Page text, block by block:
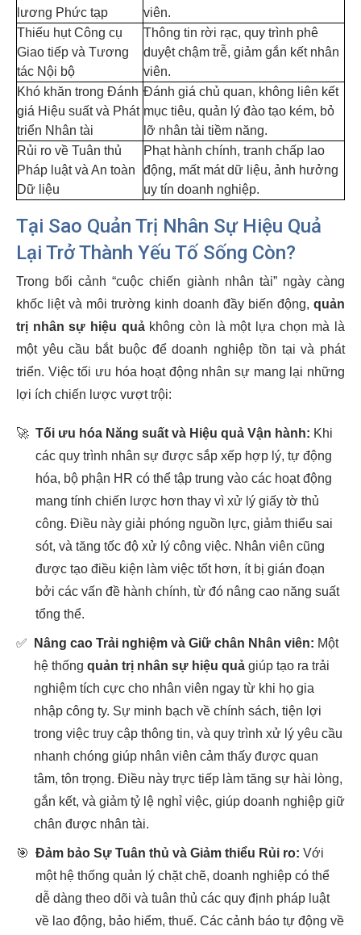
lương Phức tạp
viên.
Thiếu hụt Công cụ
Giao tiếp và Tương
tác Nội bộ
Thông tin rời rạc, quy trình phê
duyệt chậm trễ, giảm gắn kết nhân
viên.
Khó khăn trong Đánh
giá Hiệu suất và Phát
triển Nhân tài
Đánh giá chủ quan, không liên kết
mục tiêu, quản lý đào tạo kém, bỏ
lỡ nhân tài tiềm năng.
Rủi ro về Tuân thủ
Pháp luật và An toàn
Dữ liệu
Phạt hành chính, tranh chấp lao
động, mất mát dữ liệu, ảnh hưởng
uy tín doanh nghiệp.
Tại Sao Quản Trị Nhân Sự Hiệu Quả
Lại Trở Thành Yếu Tố Sống Còn?
Trong bối cảnh “cuộc chiến giành nhân tài” ngày càng
khốc liệt và môi trường kinh doanh đầy biến động, quản
trị nhân sự hiệu quảkhông còn là một lựa chọn mà là
một yêu cầu bắt buộc để doanh nghiệp tồn tại và phát
triển. Việc tối ưu hóa hoạt động nhân sự mang lại những
lợi ích chiến lược vượt trội:
🚀 Tối ưu hóa Năng suất và Hiệu quả Vận hành: Khi
các quy trình nhân sự được sắp xếp hợp lý, tự động
hóa, bộ phận HR có thể tập trung vào các hoạt động
mang tính chiến lược hơn thay vì xử lý giấy tờ thủ
công. Điều này giải phóng nguồn lực, giảm thiểu sai
sót, và tăng tốc độ xử lý công việc. Nhân viên cũng
được tạo điều kiện làm việc tốt hơn, ít bị gián đoạn
bởi các vấn đề hành chính, từ đó nâng cao năng suất
tổng thể.
✅ Nâng cao Trải nghiệm và Giữ chân Nhân viên: Một
hệ thống quản trị nhân sự hiệu quả giúp tạo ra trải
nghiệm tích cực cho nhân viên ngay từ khi họ gia
nhập công ty. Sự minh bạch về chính sách, tiện lợi
trong việc truy cập thông tin, và quy trình xử lý yêu cầu
nhanh chóng giúp nhân viên cảm thấy được quan
tâm, tôn trọng. Điều này trực tiếp làm tăng sự hài lòng,
gắn kết, và giảm tỷ lệ nghỉ việc, giúp doanh nghiệp giữ
chân được nhân tài.
🎯 Đảm bảo Sự Tuân thủ và Giảm thiểu Rủi ro: Với
một hệ thống quản lý chặt chẽ, doanh nghiệp có thể
dễ dàng theo dõi và tuân thủ các quy định pháp luật
về lao động, bảo hiểm, thuế. Các cảnh báo tự động về